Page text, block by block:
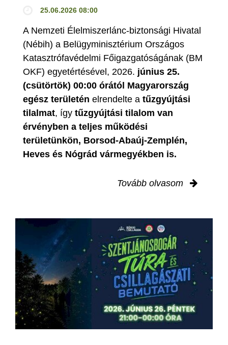
25.06.2026 08:00
A Nemzeti Élelmiszerlánc-biztonsági Hivatal
(Nébih) a Belügyminisztérium Országos
Katasztrófavédelmi Főigazgatóságának (BM
OKF) egyetértésével, 2026. június 25.
(csütörtök) 00:00 órától Magyarország
egész területén elrendelte a tűzgyújtási
tilalmat, így tűzgyújtási tilalom van
érvényben a teljes működési
területünkön, Borsod-Abaúj-Zemplén,
Heves és Nógrád vármegyékben is.
Tovább olvasom